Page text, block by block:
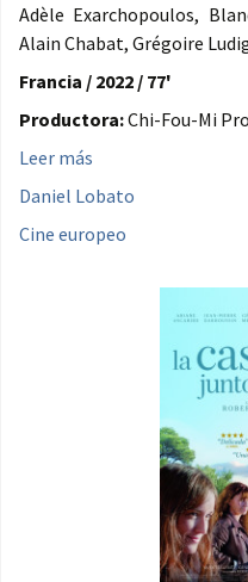
Adèle Exarchopoulos,
Alain Chabat, Grégoire
Francia / 2022 / 77'
Productora:Chi-Fou-Mi
Leer más
Daniel Lobato
Cine europeo